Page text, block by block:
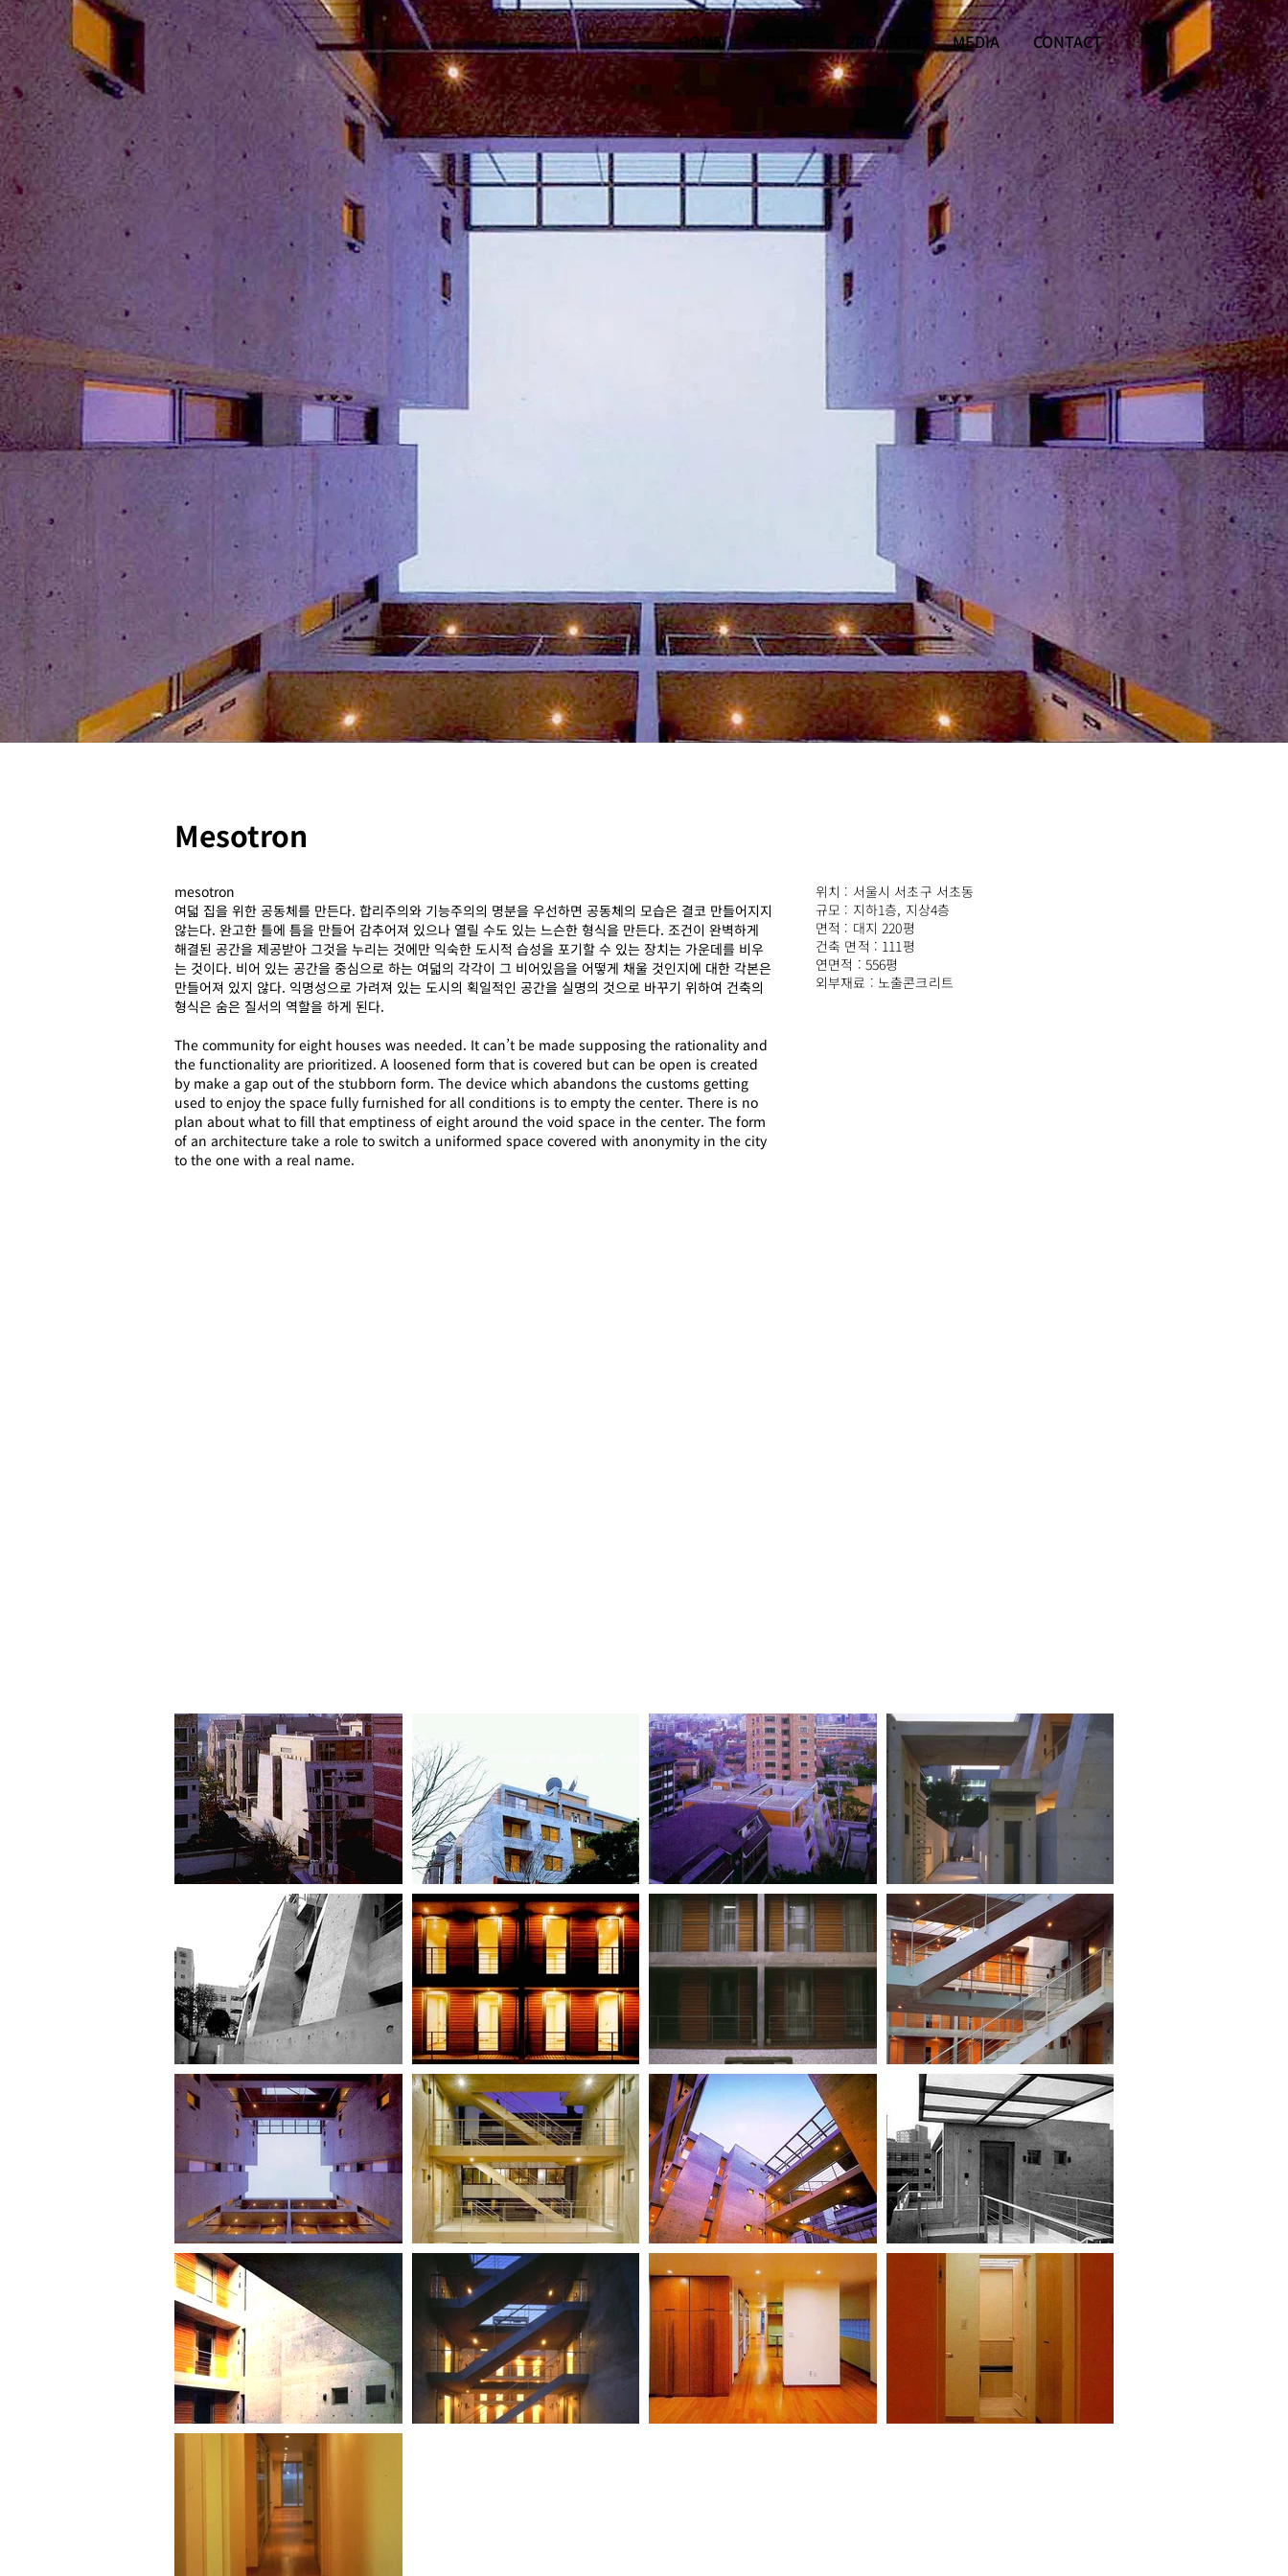
HOME OFFICE PROJECTS MEDIA CONTACT
Mesotron
mesotron
여덟 집을 위한 공동체를 만든다. 합리주의와 기능주의의 명분을 우선하면 공동체의 모습은 결코 만들어지지
않는다. 완고한 틀에 틈을 만들어 감추어져 있으나 열릴 수도 있는 느슨한 형식을 만든다. 조건이 완벽하게
해결된 공간을 제공받아 그것을 누리는 것에만 익숙한 도시적 습성을 포기할 수 있는 장치는 가운데를 비우
는 것이다. 비어 있는 공간을 중심으로 하는 여덟의 각각이 그 비어있음을 어떻게 채울 것인지에 대한 각본은
만들어져 있지 않다. 익명성으로 가려져 있는 도시의 획일적인 공간을 실명의 것으로 바꾸기 위하여 건축의
형식은 숨은 질서의 역할을 하게 된다.
The community for eight houses was needed. It can’t be made supposing the rationality and
the functionality are prioritized. A loosened form that is covered but can be open is created
by make a gap out of the stubborn form. The device which abandons the customs getting
used to enjoy the space fully furnished for all conditions is to empty the center. There is no
plan about what to fill that emptiness of eight around the void space in the center. The form
of an architecture take a role to switch a uniformed space covered with anonymity in the city
to the one with a real name.
위치 : 서울시 서초구 서초동
규모 : 지하1층, 지상4층
면적 : 대지 220평
건축 면적 : 111평
연면적 : 556평
외부재료 : 노출콘크리트